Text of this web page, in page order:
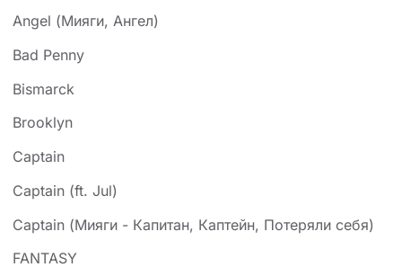
«велосипед крутится» подчёркивают цикличность
борьбы. С одной стороны, это ода хип-хопу (Тупак,
Эминем) и дворовой романтике, с другой —
честный разговор о цене выбора, когда «рэпер, но
андеграундного рэпа: противостояние системе,
любовь к музлу и своим пацанам, где главное — не
слава, а искренность.
Angel (Мияги, Ангел)
Bad Penny
Bismarck
Brooklyn
Captain
Captain (ft. Jul)
Captain (Мияги - Капитан, Каптейн, Потеряли себя)
FANTASY